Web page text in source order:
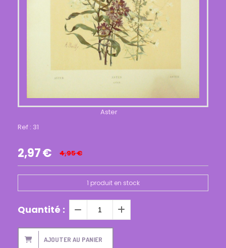
Aster
Ref : 31
2,97€ 4,95€
1 produit en stock
Quantité :
AJOUTER AU PANIER